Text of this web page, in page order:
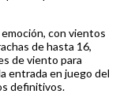
con vientos
de hasta 16,
de viento para
entrada en juego del
definitivos.